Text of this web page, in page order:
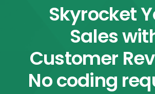
Skyrocket
Sales
Customer
No coding